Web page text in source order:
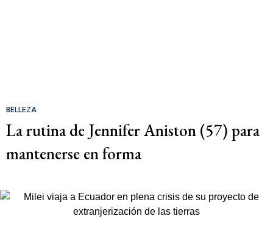
BELLEZA
La rutina de Jennifer Aniston (57) para
mantenerse en forma